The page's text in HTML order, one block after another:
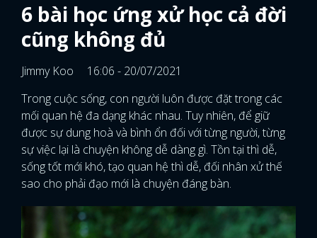
6 bài học ứng xử học cả đời
cũng không đủ
Jimmy Koo
16:06 - 20/07/2021
Trong cuộc sống, con người luôn được đặt trong các
mối quan hệ đa dạng khác nhau. Tuy nhiên, để giữ
được sự dung hoà và bình ổn đối với từng người, từng
sự việc lại là chuyện không dễ dàng gì. Tồn tại thì dễ,
sống tốt mới khó, tạo quan hệ thì dễ, đối nhân xử thế
sao cho phải đạo mới là chuyện đáng bàn.